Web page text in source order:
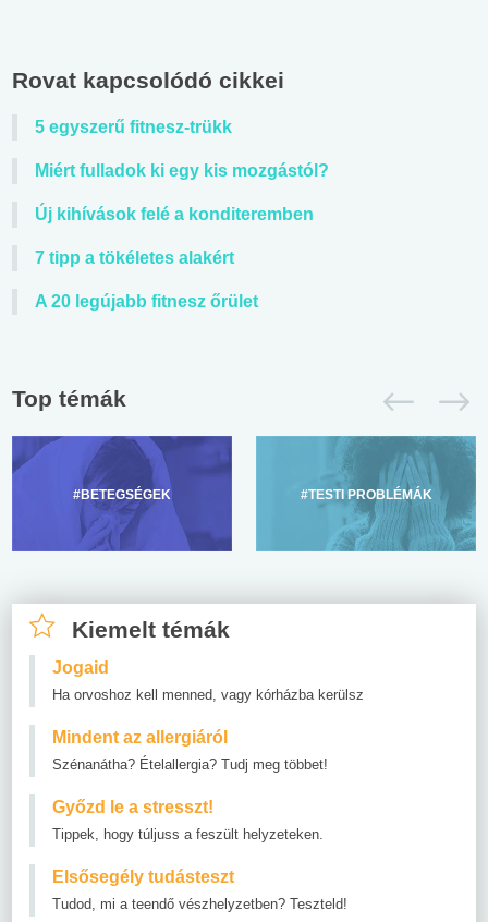
Rovat kapcsolódó cikkei
5 egyszerű fitnesz-trükk
Miért fulladok ki egy kis mozgástól?
Új kihívások felé a konditeremben
7 tipp a tökéletes alakért
A 20 legújabb fitnesz őrület
Top témák
#BETEGSÉGEK #TESTI PROBLÉMÁK
Kiemelt témák
Jogaid
Ha orvoshoz kell menned, vagy kórházba kerülsz
Mindent az allergiáról
Szénanátha? Ételallergia? Tudj meg többet!
Győzd le a stresszt!
Tippek, hogy túljuss a feszült helyzeteken.
Elsősegély tudásteszt
Tudod, mi a teendő vészhelyzetben? Teszteld!